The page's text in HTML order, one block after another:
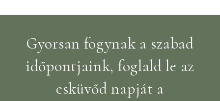
Gyorsan fogynak a szabad
időpontjaink, foglald le az
esküvőd napját a